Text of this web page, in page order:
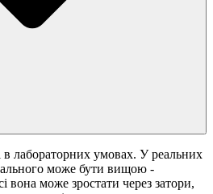
в лабораторних умовах. У реальних
може бути вищою -
вона може зростати через затори,